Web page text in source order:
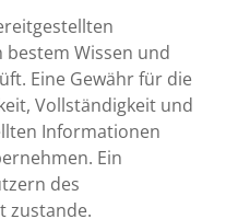
Wissen und
Eine Gewähr für die
Vollständigkeit und
Informationen
Ein
des
zustande.